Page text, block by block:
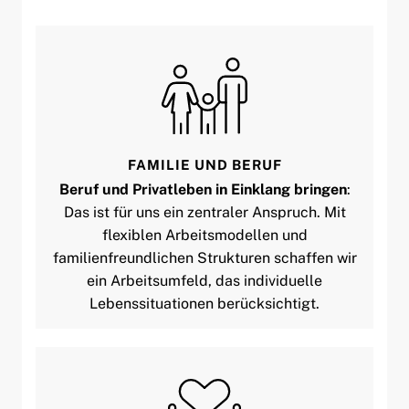
FAMILIE UND BERUF
Beruf und Privatleben in Einklang bringen:
Das ist für uns ein zentraler Anspruch. Mit
flexiblen Arbeitsmodellen und
familienfreundlichen Strukturen schaffen wir
ein Arbeitsumfeld, das individuelle
Lebenssituationen berücksichtigt.